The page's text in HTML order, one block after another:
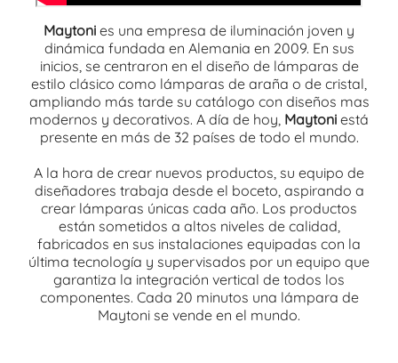
Maytoni es una empresa de iluminación joven y
dinámica fundada en Alemania en 2009. En sus
inicios, se centraron en el diseño de lámparas de
estilo clásico como lámparas de araña o de cristal,
ampliando más tarde su catálogo con diseños mas
modernos y decorativos. A día de hoy, Maytoni está
presente en más de 32 países de todo el mundo.
A la hora de crear nuevos productos, su equipo de
diseñadores trabaja desde el boceto, aspirando a
crear lámparas únicas cada año. Los productos
están sometidos a altos niveles de calidad,
fabricados en sus instalaciones equipadas con la
última tecnología y supervisados por un equipo que
garantiza la integración vertical de todos los
componentes. Cada 20 minutos una lámpara de
Maytoni se vende en el mundo.